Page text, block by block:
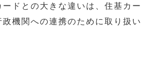
ドとの大きな違いは、住基カー
機関への連携のために取り扱い